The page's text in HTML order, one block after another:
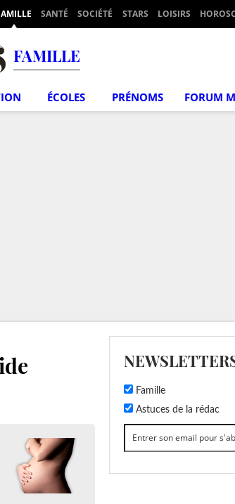
SANTÉ SOCIÉTÉ STARS LOISIRS
FAMILLE
ÉCOLES PRÉNOMS FORUM
Famille
Astuces de la rédac